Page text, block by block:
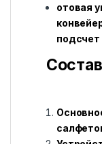
отовая
подсчет